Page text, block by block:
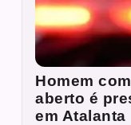
Homem
aberto é
em Atalanta